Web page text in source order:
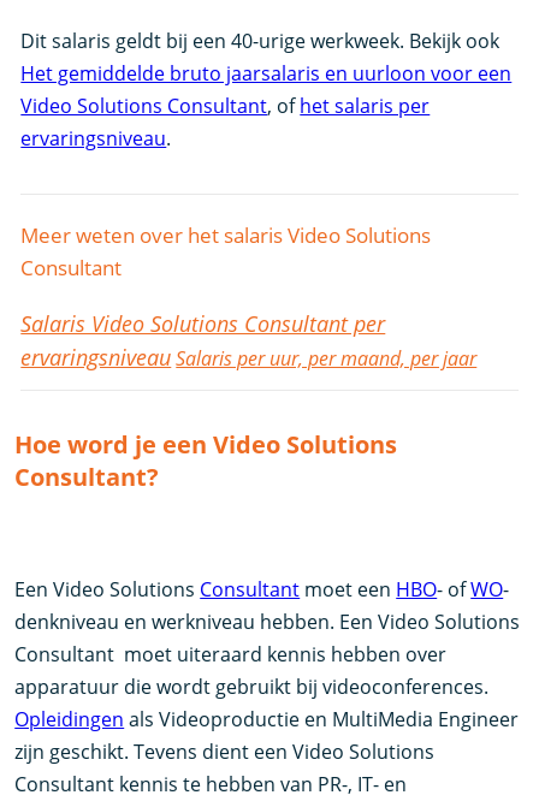
Dit salaris geldt bij een 40-urige werkweek. Bekijk ook
Het gemiddelde bruto jaarsalaris en uurloon voor een
Video Solutions Consultant, ofhet salaris per
ervaringsniveau.
Meer weten over het salaris Video Solutions
Consultant
Salaris Video Solutions Consultant per
ervaringsniveauSalaris per uur, per maand, per jaar
Hoe word je een Video Solutions
Consultant?
Een Video Solutions Consultant moet een HBO- ofWO-
denkniveau en werkniveau hebben. Een Video Solutions
Consultant moet uiteraard kennis hebben over
apparatuur die wordt gebruikt bij videoconferences.
Opleidingen als Videoproductie en MultiMedia Engineer
zijn geschikt. Tevens dient een Video Solutions
Consultant kennis te hebben van PR-, IT- en